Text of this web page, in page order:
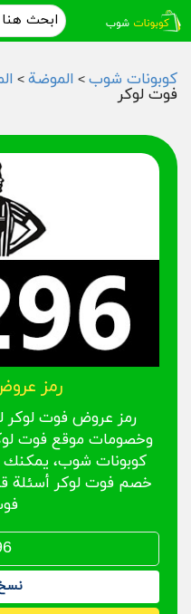
كوبونات شوب > الموضة >
فوت لوكر
رمز
رمز عروض فوت لوكر
وخصومات موقع فوت
كوبونات شوب، يمكنك
خصم فوت لوكر أسئلة